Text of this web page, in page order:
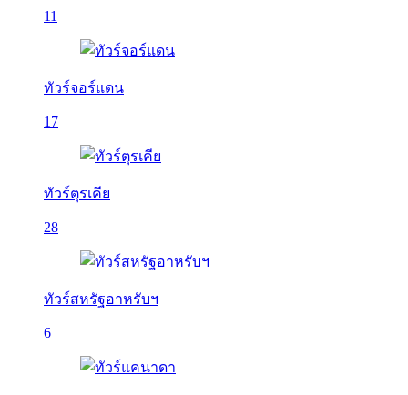
11
ทัวร์จอร์แดน
17
ทัวร์ตุรเคีย
28
ทัวร์สหรัฐอาหรับฯ
6